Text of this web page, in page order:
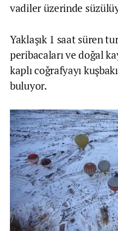
vadiler üzerinde
Yaklaşık 1 saat süren
peribacaları ve doğal
kaplı coğrafyayı
buluyor.